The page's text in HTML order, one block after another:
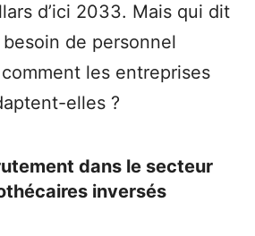
d’ici 2033. Mais qui dit
de personnel
les entreprises
elles ?
dans le secteur
inversés